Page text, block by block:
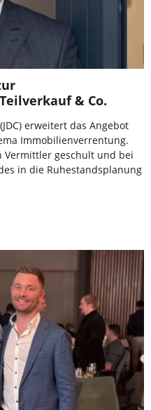
& Co.
erweitert das Angebot
Immobilienverrentung.
Vermittler geschult und bei
in die Ruhestandsplanung